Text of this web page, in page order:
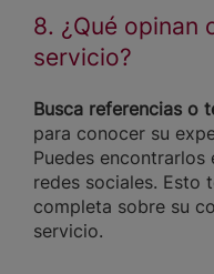
8. ¿Qué opinan
servicio?
Busca referencias o
para conocer su
Puedes
redes sociales. Esto
completa sobre su
servicio.